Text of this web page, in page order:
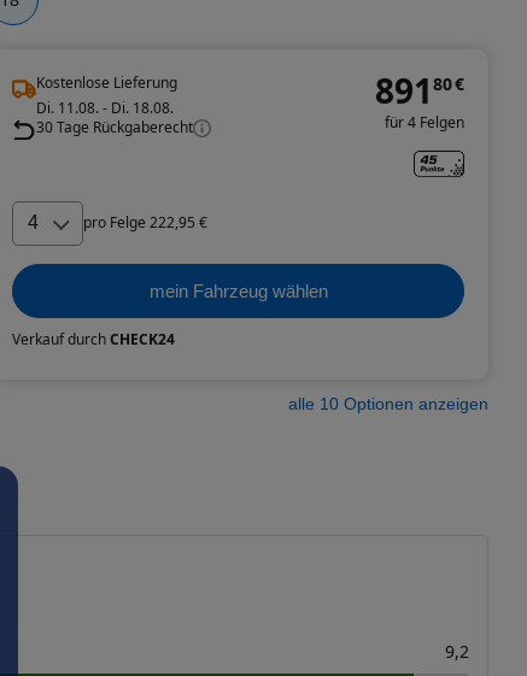
Kostenlose Lieferung
Di. 11.08. - Di. 18.08.
30 Tage Rückgaberecht
891 80€
für 4 Felgen
4 pro Felge 222,95 €
mein Fahrzeug wählen
Verkauf durchCHECK24
alle 10Optionen anzeigen
9,2